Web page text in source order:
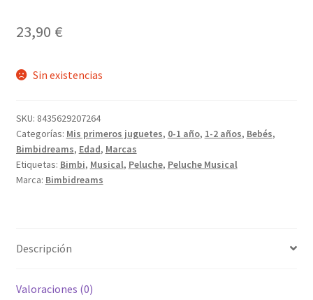
23,90 €
Sin existencias
SKU: 8435629207264
Categorías: Mis primeros juguetes, 0-1 año, 1-2 años, Bebés,
Bimbidreams, Edad, Marcas
Etiquetas: Bimbi, Musical, Peluche, Peluche Musical
Marca: Bimbidreams
Descripción
Valoraciones (0)